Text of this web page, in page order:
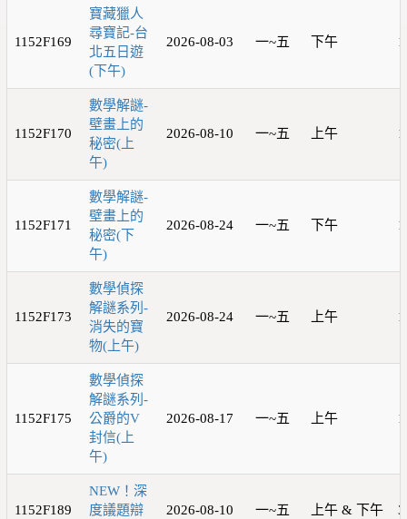
1152F169
寶藏獵人
尋寶記-台
北五日遊
(下午)
2026-08-03 一~五 下午
1152F170
數學解謎-
壁畫上的
秘密(上
午)
2026-08-10 一~五 上午
1152F171
數學解謎-
壁畫上的
秘密(下
午)
2026-08-24 一~五 下午
1152F173
數學偵探
解謎系列-
消失的寶
物(上午)
2026-08-24 一~五 上午
1152F175
數學偵探
解謎系列-
公爵的V
封信(上
午)
2026-08-17 一~五 上午
1152F189
NEW！深
度議題辯
2026-08-10 一~五 上午 & 下午